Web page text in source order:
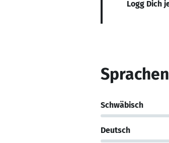
Logg Dich
Sprachen
Schwäbisch
Deutsch